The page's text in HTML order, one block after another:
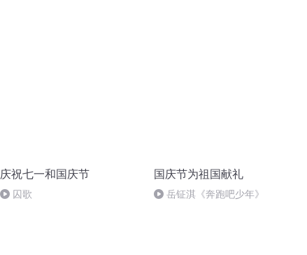
庆祝七一和国庆节
囚歌
国庆节为祖国献礼
岳钲淇《奔跑吧少年》